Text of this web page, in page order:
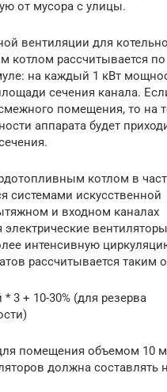
от мусора с улицы.
вентиляции для
котлом рассчитывается по
на каждый 1 кВт
сечения канала.
помещения, то на
аппарата будет
котлом в
системами искусственной
и входном каналах
электрические
интенсивную
рассчитывается таким
3 + 10-30% (для резерва
помещения объемом 10
должна составлять